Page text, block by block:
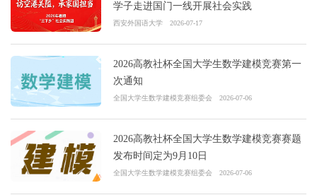
学子走进国门一线开展社会实践
西安外国语大学 2026-07-17
2026高教社杯全国大学生数学建模竞赛第一
次通知
全国大学生数学建模竞赛组委会 2026-07-06
2026高教社杯全国大学生数学建模竞赛赛题
发布时间定为9月10日
全国大学生数学建模竞赛组委会 2026-07-06